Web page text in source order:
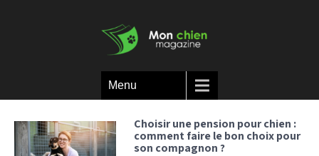
Menu
Choisir une pension pour chien :
comment faire le bon choix pour
son compagnon ?